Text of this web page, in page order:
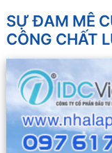
SỰ ĐAM MÊ
CÔNG CHẤT